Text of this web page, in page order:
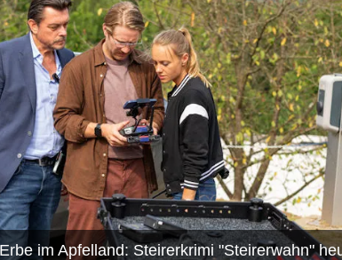
im Apfelland: Steirerkrimi "Steirerwahn"